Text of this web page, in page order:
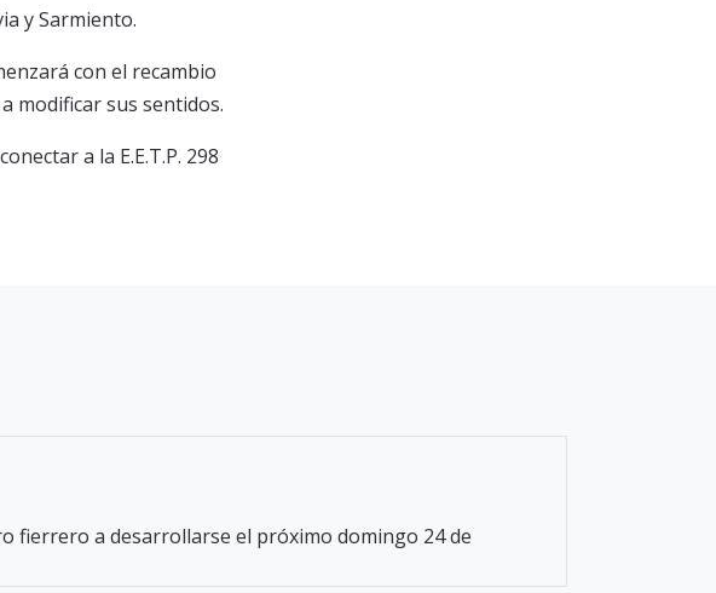
y Sarmiento.
con el recambio
modificar sus sentidos.
a la E.E.T.P. 298
fierrero a desarrollarse el próximo domingo 24 de